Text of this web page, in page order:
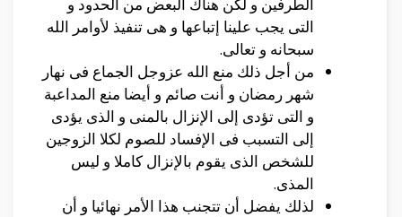
التى يجب علينا إتباعها و هى تنفيذ لأوامر الله
سبحانه و تعالى.
من أجل ذلك منع الله عزوجل الجماع فى نهار
شهر رمضان و أنت صائم و أيضا منع المداعبة
و التى تؤدى إلى الإنزال بالمنى و الذى يؤدى
إلى التسبب فى الإفساد للصوم لكلا الزوجين
للشخص الذى يقوم بالإنزال كاملا و ليس
المذى.
لذلك يفضل أن تتجنب هذا الأمر نهائيا و أن